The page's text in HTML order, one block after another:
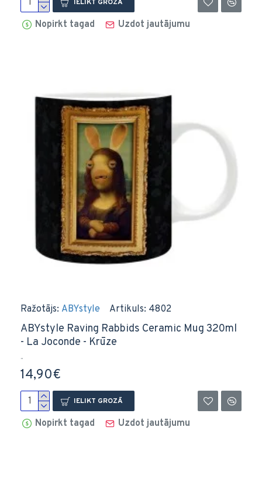
IELIKT GROZĀ
Nopirkt tagad Uzdot jautājumu
Ražotājs: ABYstyle Artikuls: 4802
ABYstyle Raving Rabbids Ceramic Mug 320ml
- La Joconde - Krūze
..
14,90€
IELIKT GROZĀ
Nopirkt tagad Uzdot jautājumu